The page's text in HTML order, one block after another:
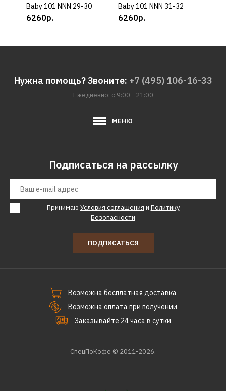
Baby 101 NNN 29-30
6260р.
Baby 101 NNN 31-32
6260р.
Нужна помощь? Звоните: +7 (495) 106-16-33
Ежедневно: с 9:00 - 21:00
МЕНЮ
Подписаться на рассылку
Принимаю Условия соглашения и Политику
Безопасности
ПОДПИСАТЬСЯ
Возможна бесплатная доставка
Возможна оплата при получении
Заказывайте 24 часа в сутки
СпецПоКофе © 2011-2026.